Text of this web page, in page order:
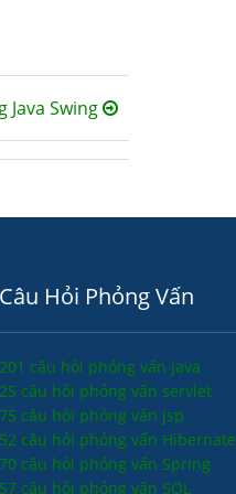
Swing
Câu Hỏi Phỏng Vấn
201 câu hỏi phỏng vấn java
25 câu hỏi phỏng vấn servlet
75 câu hỏi phỏng vấn jsp
52 câu hỏi phỏng vấn Hibernate
70 câu hỏi phỏng vấn Spring
57 câu hỏi phỏng vấn SQL